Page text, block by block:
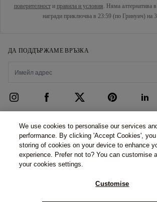
поверителности правила и условия. Няма алтернатива
награди приключва в 23:59 (по Гринуич) на
ДА ПОДДЪРЖАМЕ ВРЪЗКА
ГРИЖА ЗА КЛИЕНТИТЕ
Свържете се с нас
Резервирайте среща
ЗА НАС
Нашата История
ПРАВНИ ВЪПРОСИ И ПОВЕРИТЕЛНОСТ
©2026 77 Diamonds GmbH -Schumannstraße 27. 60325
We use cookies to personalise our services
performance. By clicking 'Accept Cookies',
storing of cookies on your device to enhance
experience. Prefer not to? You can customise
your cookies settings.
Customise